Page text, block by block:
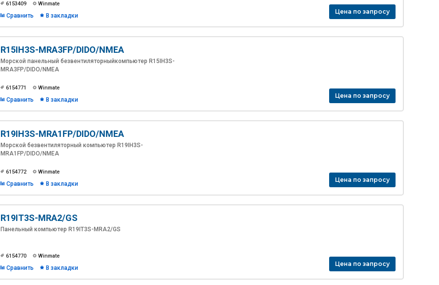
6153409 Winmate
Сравнить В закладки
Цена по запросу
R15IH3S-MRA3FP/DIDO/NMEA
Морской панельный безвентиляторныйкомпьютер R15IH3S-
MRA3FP/DIDO/NMEA
6154771 Winmate
Сравнить В закладки
Цена по запросу
R19IH3S-MRA1FP/DIDO/NMEA
Морской безвентиляторный компьютер R19IH3S-
MRA1FP/DIDO/NMEA
6154772 Winmate
Сравнить В закладки
Цена по запросу
R19IT3S-MRA2/GS
Панельный компьютер R19IT3S-MRA2/GS
6154770 Winmate
Сравнить В закладки
Цена по запросу